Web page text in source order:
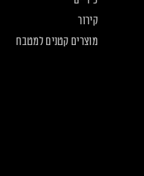
קירור
מוצרים קטנים למטבח